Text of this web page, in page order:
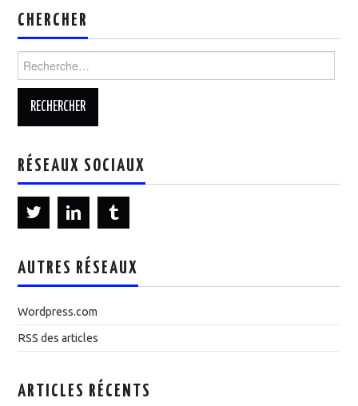
CHERCHER
Rechercher :
RÉSEAUX SOCIAUX
AUTRES RÉSEAUX
Wordpress.com
RSS des articles
ARTICLES RÉCENTS